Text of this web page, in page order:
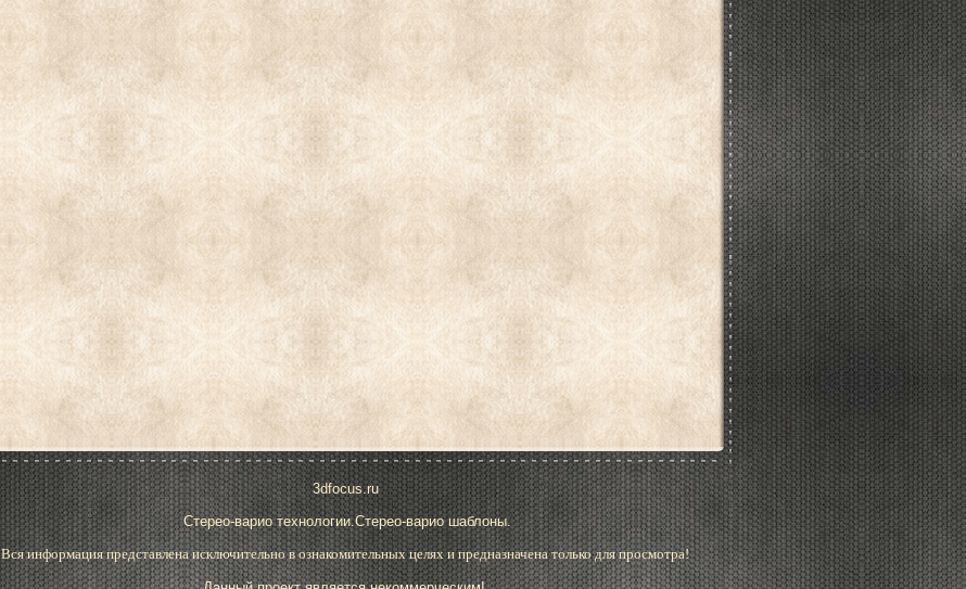
3dfocus.ru
Стерео-варио технологии.Стерео-варио шаблоны.
Вся информация представлена исключительно в ознакомительных целях и предназначена только для просмотра!